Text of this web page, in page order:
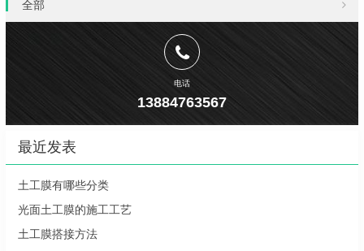
全部
电话
13884763567
最近发表
土工膜有哪些分类
光面土工膜的施工工艺
土工膜搭接方法